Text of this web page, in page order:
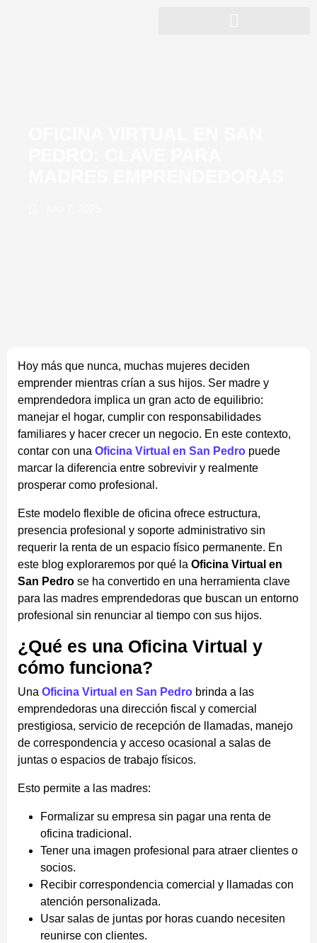
Hoy más que nunca, muchas mujeres deciden
emprender mientras crían a sus hijos. Ser madre y
emprendedora implica un gran acto de equilibrio:
manejar el hogar, cumplir con responsabilidades
familiares y hacer crecer un negocio. En este contexto,
contar con una Oficina Virtual en San Pedro puede
marcar la diferencia entre sobrevivir y realmente
prosperar como profesional.
Este modelo flexible de oficina ofrece estructura,
presencia profesional y soporte administrativo sin
requerir la renta de un espacio físico permanente. En
este blog exploraremos por qué la Oficina Virtual en
San Pedro se ha convertido en una herramienta clave
para las madres emprendedoras que buscan un entorno
profesional sin renunciar al tiempo con sus hijos.
¿Qué es una Oficina Virtual y
cómo funciona?
Una Oficina Virtual en San Pedro brinda a las
emprendedoras una dirección fiscal y comercial
prestigiosa, servicio de recepción de llamadas, manejo
de correspondencia y acceso ocasional a salas de
juntas o espacios de trabajo físicos.
Esto permite a las madres:
Formalizar su empresa sin pagar una renta de
oficina tradicional.
Tener una imagen profesional para atraer clientes o
socios.
Recibir correspondencia comercial y llamadas con
atención personalizada.
Usar salas de juntas por horas cuando necesiten
reunirse con clientes.